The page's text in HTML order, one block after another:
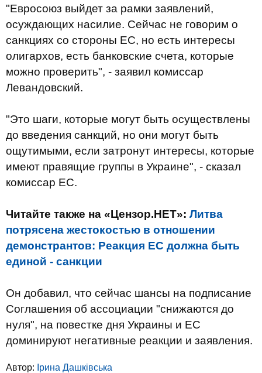
"Евросоюз выйдет за рамки заявлений,
осуждающих насилие. Сейчас не говорим о
санкциях со стороны ЕС, но есть интересы
олигархов, есть банковские счета, которые
можно проверить", - заявил комиссар
Левандовский.
"Это шаги, которые могут быть осуществлены
до введения санкций, но они могут быть
ощутимыми, если затронут интересы, которые
имеют правящие группы в Украине", - сказал
комиссар ЕС.
Читайте также на «Цензор.НЕТ»: Литва
потрясена жестокостью в отношении
демонстрантов: Реакция ЕС должна быть
единой - санкции
Он добавил, что сейчас шансы на подписание
Соглашения об ассоциации "снижаются до
нуля", на повестке дня Украины и ЕС
доминируют негативные реакции и заявления.
Автор: Ірина Дашківська